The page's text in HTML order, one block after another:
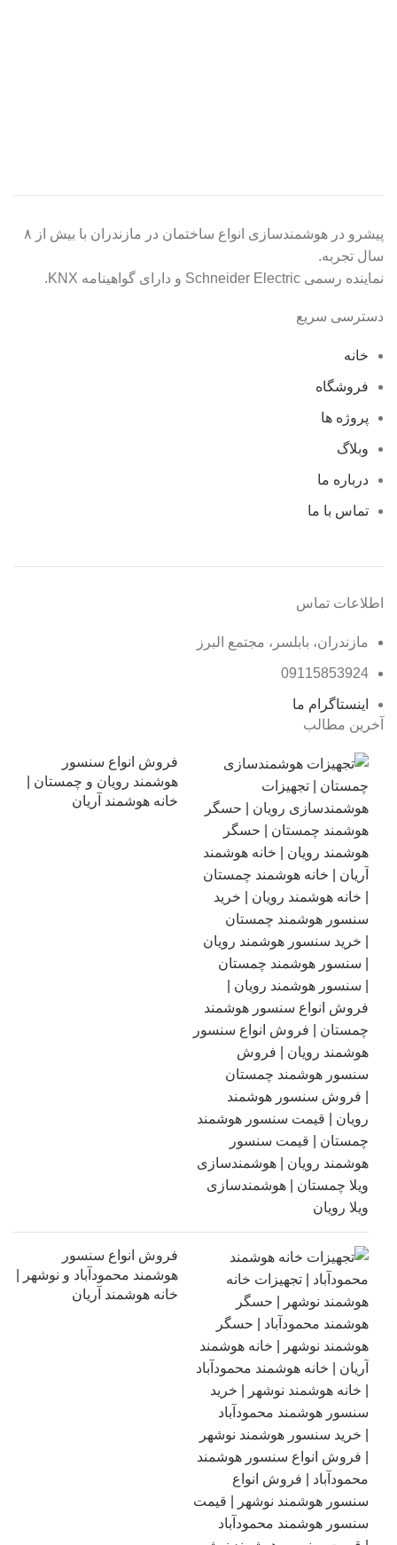
پیشرو در هوشمندسازی انواع ساختمان در مازندران با بیش از ۸
سال تجربه.
نماینده رسمی Schneider Electric و دارای گواهینامه KNX.
دسترسی سریع
خانه
فروشگاه
پروژه ها
وبلاگ
درباره ما
تماس با ما
اطلاعات تماس
مازندران، بابلسر، مجتمع البرز
09115853924
اینستاگرام ما
آخرین مطالب
فروش انواع سنسور
هوشمند رویان و چمستان |
خانه هوشمند آریان
فروش انواع سنسور
هوشمند محمودآباد و نوشهر |
خانه هوشمند آریان